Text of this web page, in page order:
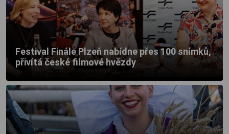
Festival Finále Plzeň nabídne přes 100 snímků,
přivítá české filmové hvězdy